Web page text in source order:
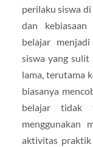
perilaku siswa
dan kebiasaan
belajar
siswa yang sulit
lama, terutama
biasanya
belajar tidak
menggunakan
aktivitas praktik